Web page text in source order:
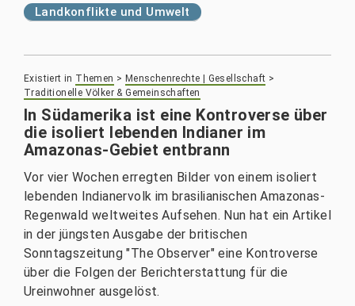
Landkonflikte und Umwelt
Existiert in Themen > Menschenrechte | Gesellschaft >
Traditionelle Völker & Gemeinschaften
In Südamerika ist eine Kontroverse über
die isoliert lebenden Indianer im
Amazonas-Gebiet entbrann
Vor vier Wochen erregten Bilder von einem isoliert
lebenden Indianervolk im brasilianischen Amazonas-
Regenwald weltweites Aufsehen. Nun hat ein Artikel
in der jüngsten Ausgabe der britischen
Sonntagszeitung "The Observer" eine Kontroverse
über die Folgen der Berichterstattung für die
Ureinwohner ausgelöst.